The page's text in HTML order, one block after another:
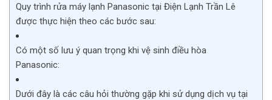
Quy trình rửa máy lạnh Panasonic tại Điện Lạnh Trần Lê
được thực hiện theo các bước sau:
Có một số lưu ý quan trọng khi vệ sinh điều hòa
Panasonic:
Dưới đây là các câu hỏi thường gặp khi sử dụng dịch vụ tại